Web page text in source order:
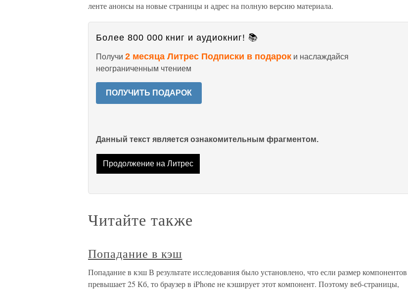
ленте анонсы на новые страницы и адрес на полную версию материала.
Более 800 000 книг и аудиокниг! 📚
Получи 2 месяца Литрес Подписки в подарок и наслаждайся
неограниченным чтением
ПОЛУЧИТЬ ПОДАРОК
Данный текст является ознакомительным фрагментом.
Продолжение на Литрес
Читайте также
Попадание в кэш
Попадание в кэш В результате исследования было установлено, что если размер компонентов
превышает 25 Кб, то браузер в iPhone не кэширует этот компонент. Поэтому веб-страницы,